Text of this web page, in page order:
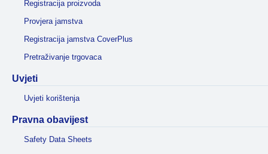
Registracija proizvoda
Provjera jamstva
Registracija jamstva CoverPlus
Pretraživanje trgovaca
Uvjeti
Uvjeti korištenja
Pravna obavijest
Safety Data Sheets